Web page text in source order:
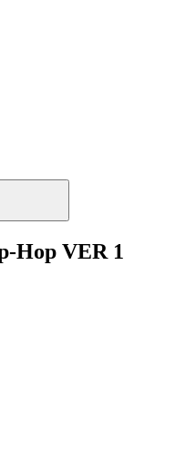
Hop VER 1